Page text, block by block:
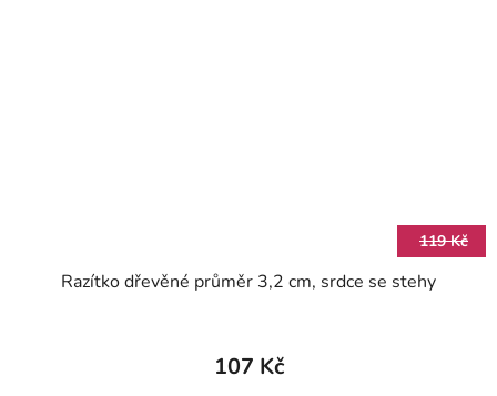
119 Kč
Razítko dřevěné průměr 3,2 cm, srdce se stehy
107 Kč